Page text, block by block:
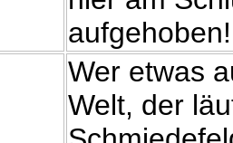
Wer etwas
Welt, der